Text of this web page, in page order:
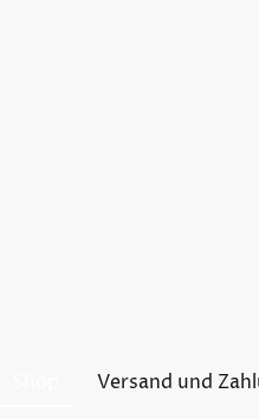
Versand und